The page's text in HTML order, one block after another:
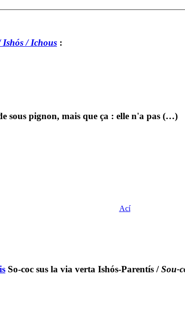
Ishós / Ichous :
sous pignon, mais que ça : elle n'a pas (…)
Ací
So-coc sus la via verta Ishós-Parentís /Sou-